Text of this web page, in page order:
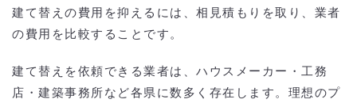
建て替えの費用を抑えるには、相見積もりを取り、業者
の費用を比較することです。
建て替えを依頼できる業者は、ハウスメーカー・工務
店・建築事務所など各県に数多く存在します。理想のプ